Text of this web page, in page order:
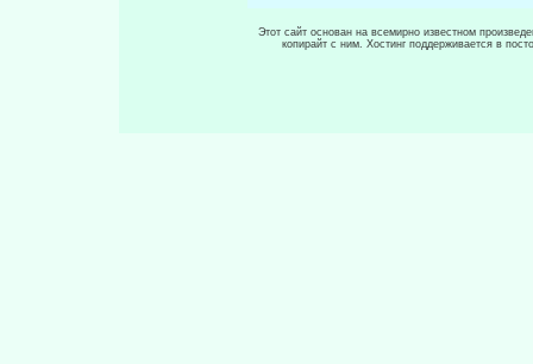
Этот сайт основан на всемирно известном
копирайт с ним. Хостинг поддерживается в